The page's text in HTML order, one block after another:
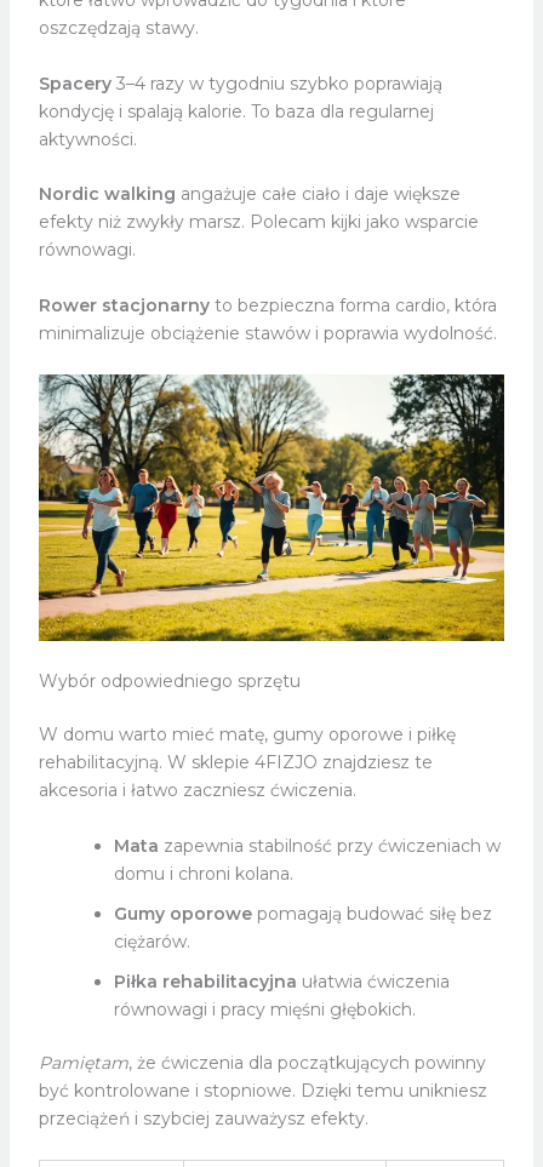
oszczędzają stawy.
Spacery3–4 razy w tygodniu szybko poprawiają
kondycję i spalają kalorie. To baza dla regularnej
aktywności.
Nordic walking angażuje całe ciało i daje większe
efekty niż zwykły marsz. Polecam kijki jako wsparcie
równowagi.
Rower stacjonarnyto bezpieczna forma cardio, która
minimalizuje obciążenie stawów i poprawia wydolność.
Wybór odpowiedniego sprzętu
W domu warto mieć matę, gumy oporowe i piłkę
rehabilitacyjną. W sklepie 4FIZJO znajdziesz te
akcesoria i łatwo zaczniesz ćwiczenia.
Mata zapewnia stabilność przy ćwiczeniach w
domu i chroni kolana.
Gumy oporowepomagają budować siłę bez
ciężarów.
Piłka rehabilitacyjna ułatwia ćwiczenia
równowagi i pracy mięśni głębokich.
Pamiętam, że ćwiczenia dla początkujących powinny
być kontrolowane i stopniowe. Dzięki temu unikniesz
przeciążeń i szybciej zauważysz efekty.